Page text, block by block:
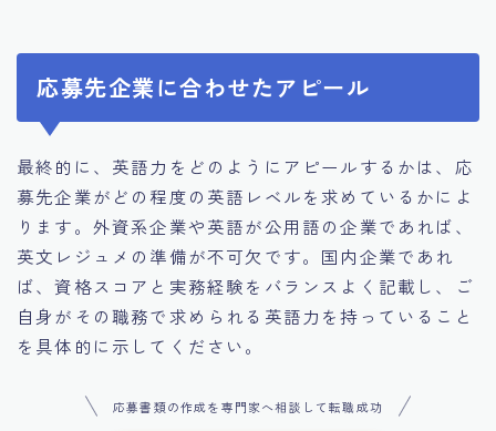
応募先企業に合わせたアピール
最終的に、英語力をどのようにアピールするかは、応
募先企業がどの程度の英語レベルを求めているかによ
ります。外資系企業や英語が公用語の企業であれば、
英文レジュメの準備が不可欠です。国内企業であれ
ば、資格スコアと実務経験をバランスよく記載し、ご
自身がその職務で求められる英語力を持っていること
を具体的に示してください。
応募書類の作成を専門家へ相談して転職成功